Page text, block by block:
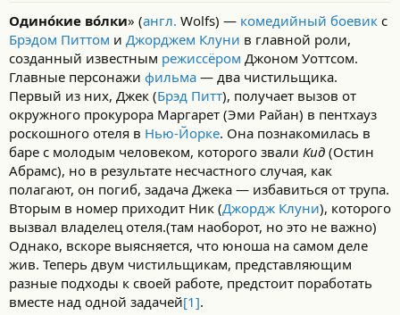
Одино́кие во́лки» (англ. Wolfs) — комедийный боевик с
Брэдом Питтом и Джорджем Клуни в главной роли,
созданный известным режиссёром Джоном Уоттсом.
Главные персонажи фильма — два чистильщика.
Первый из них, Джек (Брэд Питт), получает вызов от
окружного прокурора Маргарет (Эми Райан) в пентхауз
роскошного отеля в Нью-Йорке. Она познакомилась в
баре с молодым человеком, которого звали Кид (Остин
Абрамс), но в результате несчастного случая, как
полагают, он погиб, задача Джека — избавиться от трупа.
Вторым в номер приходит Ник (Джордж Клуни), которого
вызвал владелец отеля.(там наоборот, но это не важно)
Однако, вскоре выясняется, что юноша на самом деле
жив. Теперь двум чистильщикам, представляющим
разные подходы к своей работе, предстоит поработать
вместе над одной задачей[1].